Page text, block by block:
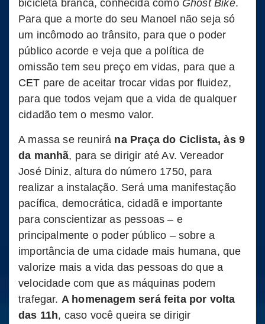
bicicleta branca, conhecida como Ghost Bike.
Para que a morte do seu Manoel não seja só
um incômodo ao trânsito, para que o poder
público acorde e veja que a política de
omissão tem seu preço em vidas, para que a
CET pare de aceitar trocar vidas por fluidez,
para que todos vejam que a vida de qualquer
cidadão tem o mesmo valor.
A massa se reunirá na Praça do Ciclista, às 9
da manhã, para se dirigir até Av. Vereador
José Diniz, altura do número 1750, para
realizar a instalação. Será uma manifestação
pacífica, democrática, cidadã e importante
para conscientizar as pessoas – e
principalmente o poder público – sobre a
importância de uma cidade mais humana, que
valorize mais a vida das pessoas do que a
velocidade com que as máquinas podem
trafegar. A homenagem será feita por volta
das 11h, caso você queira se dirigir